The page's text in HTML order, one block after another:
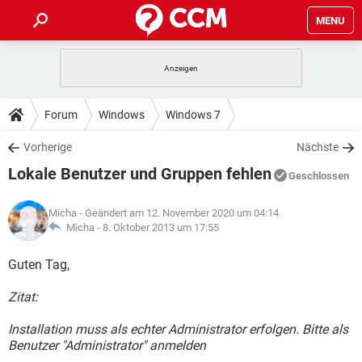
MENU
ANDROID IOS
WINDOWS 10
WHATSAPP TIKTOK
FACEBOOK
TIPPS & TRICKS
SPIELE STREAMING
WHATSAPP TIKTOK
FACEBOOK
DOWNLOADS
SPIELE STREAMING
ANDROID
WINDOWS 10 INSTAGRAM
WHATSAPP
SPIELE STREAMING
ANDROID
WINDOWS 10
WHATSAPP
FACEBOOK HARDWARE
LEXIKON
SPIELE
WHATSAPP TIKTOK
Forum Windows Windows 7
Vorherige Nächste
Lokale Benutzer und Gruppen fehlen Geschlossen
Micha - Geändert am 12. November 2020 um 04:14
Micha - 8. Oktober 2013 um 17:55
Guten Tag,
Zitat:
Installation muss als echter Administrator erfolgen. Bitte als
Benutzer "Administrator" anmelden